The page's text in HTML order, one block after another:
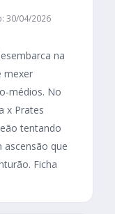
30/04/2026
na
mexer
médios. No
x Prates
tentando
que
Ficha